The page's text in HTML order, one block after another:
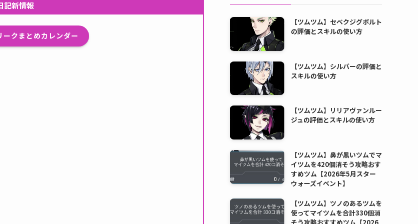
記新情報
クまとめカレンダー
【ツムツム】セベクジグボルト
の評価とスキルの使い方
【ツムツム】シルバーの評価と
スキルの使い方
【ツムツム】リリアヴァンルー
ジュの評価とスキルの使い方
【ツムツム】鼻が黒いツムでマ
イツムを420個消そう攻略おす
すめツム【2026年5月スター
ウォーズイベント】
【ツムツム】ツノのあるツムを
使ってマイツムを合計330個消